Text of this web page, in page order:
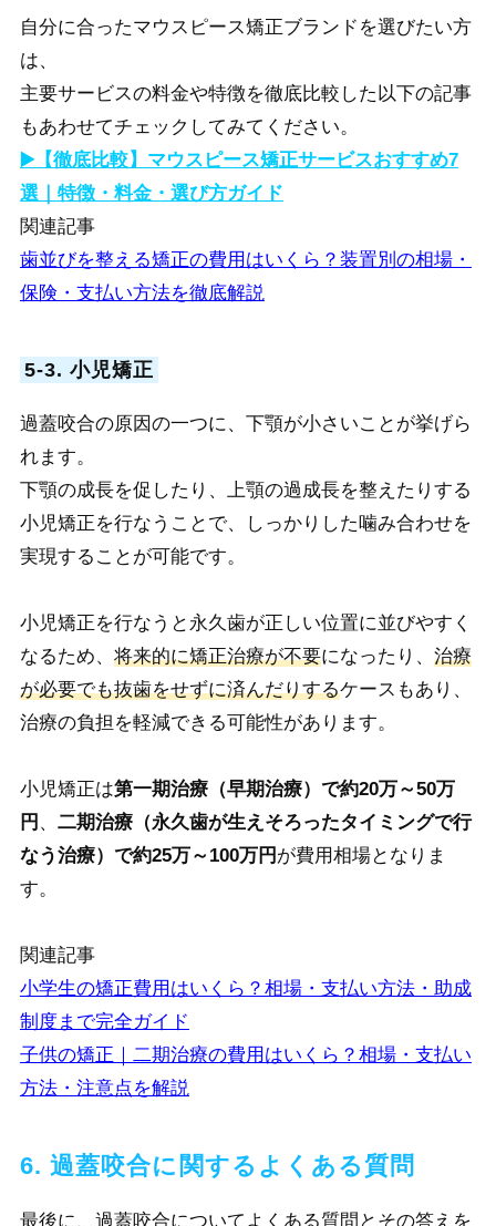
自分に合ったマウスピース矯正ブランドを選びたい方
は、
主要サービスの料金や特徴を徹底比較した以下の記事
もあわせてチェックしてみてください。
▶️【徹底比較】マウスピース矯正サービスおすすめ7
選｜特徴・料金・選び方ガイド
関連記事
歯並びを整える矯正の費用はいくら？装置別の相場・
保険・支払い方法を徹底解説
5-3. 小児矯正
過蓋咬合の原因の一つに、下顎が小さいことが挙げら
れます。
下顎の成長を促したり、上顎の過成長を整えた りする
小児矯正を行な うことで、しっかりした噛み合わせを
実現することが可能です。
小児矯正を行なうと永久歯が正しい位置に並びやすく
なるため、 将来的に矯正治療が不要になったり、 治療
が必要でも抜歯をせずに済んだりするケースもあり、
治療の負担を軽減できる可能性があります。
小児矯正は第一期治療（早期治療）で約20万～50万
円 、 二期治療（永久歯が生えそろったタイミングで行
なう治療）で約25万～100万円 が費用相場となりま
す。
関連記事
小学生の矯正費用はいくら？相場・支払い方法・助成
制度まで完全ガイド
子供の矯正｜二期治療の費用はいくら？相場・支払い
方法・注意点を解説
6. 過蓋咬合に関するよくある質問
最後に、過蓋咬合についてよくある質問とその答えを